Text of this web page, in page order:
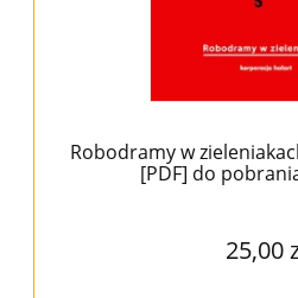
Robodramy w
[PDF] do
25,00